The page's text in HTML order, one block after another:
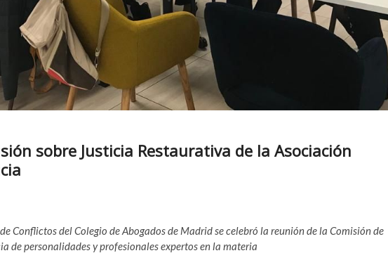
sobre Justicia Restaurativa de la Asociación
Conflictos del Colegio de Abogados de Madrid se celebró la reunión de la Comisión de
de personalidades y profesionales expertos en la materia